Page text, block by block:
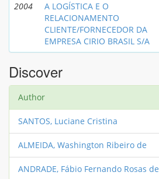
2004
A LOGÍSTICA E O
RELACIONAMENTO
CLIENTE/FORNECEDOR DA
EMPRESA CIRIO BRASIL S/A
Discover
Author
SANTOS, Luciane Cristina
ALMEIDA, Washington Ribeiro de
ANDRADE, Fábio Fernando Rosas de